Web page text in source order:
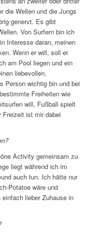
die Wellen und die Jungs
genervt. Es gibt
Von Surfern bin ich
Interesse daran, meinen
Wenn er will, soll er
am Pool liegen und ein
liebevollen,
Person wichtig bin und bei
Freiheiten wie
will, Fußball spielt
Freizeit ist mir dabei
Activity gemeinsam zu
liegt während ich im
auch tun. Ich hätte nur
Potatoe wäre und
lieber Zuhause in